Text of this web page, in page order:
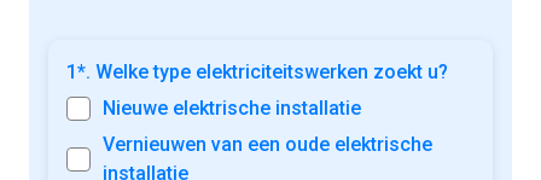
1*. Welke type elektriciteitswerken zoekt u?
Nieuwe elektrische installatie
Vernieuwen van een oude elektrische
installatie